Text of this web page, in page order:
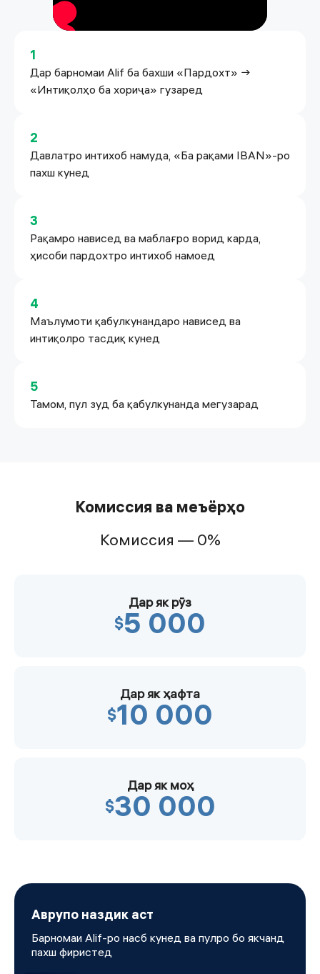
1
Дар барномаи Alif ба бахши «Пардохт» →
«Интиқолҳо ба хориҷа» гузаред
2
Давлатро интихоб намуда, «Ба рақами IBAN»-ро
пахш кунед
3
Рақамро нависед ва маблағро ворид карда,
ҳисоби пардохтро интихоб намоед
4
Маълумоти қабулкунандаро нависед ва
интиқолро тасдиқ кунед
5
Тамом, пул зуд ба қабулкунанда мегузарад
Комиссия ва меъёрҳо
Комиссия — 0%
Дар як рӯз
$5 000
Дар як ҳафта
$10 000
Дар як моҳ
$30 000
Аврупо наздик аст
Барномаи Alif-ро насб кунед ва пулро бо якчанд
пахш фиристед